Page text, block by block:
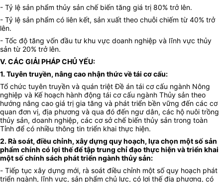
- Tỷ lệ sản phẩm thủy sản chế biến tăng giá trị 80% trở lên.
- Tỷ lệ sản phẩm có liên kết, sản xuất theo chuỗi chiếm từ 40% trở
lên.
- Tốc độ tăng vốn đầu tư khu vực doanh nghiệp và lĩnh vực thủy
sản từ 20% trở lên.
V. CÁC GIẢI PHÁP CHỦ YẾU:
1. Tuyên truyền, nâng cao nhận thức về tái cơ cấu:
Tổ chức tuyên truyền và quán triệtĐề án tái cơ cấu ngành Nông
nghiệp và Kế hoạch hành động tái cơ cấu ngành Thủy sản theo
hướng nâng cao giá trị gia tăng và phát triển bền vững đến các cơ
quan đơn vị, địa phương và qua đó đến ngư dân, các hộ nuôi trồng
thủy sản, doanh nghiệp, các cơ sở chế biến thủy sản trong toàn
Tỉnh để có nhiều thông tin triển khai thực hiện.
2. Rà soát, điều chỉnh, xây dựng quy hoạch, lựa chọn một số sản
phẩm chính có lợi thế để tập trung chỉ đạo thực hiện và triển khai
một số chính sách phát triển ngành thủy sản:
- Tiếp tục xây dựng mới, rà soát điều chỉnh một số quy hoạch phát
triển ngành, lĩnh vực, sản phẩm chủ lực, có lợi thế địa phương, có